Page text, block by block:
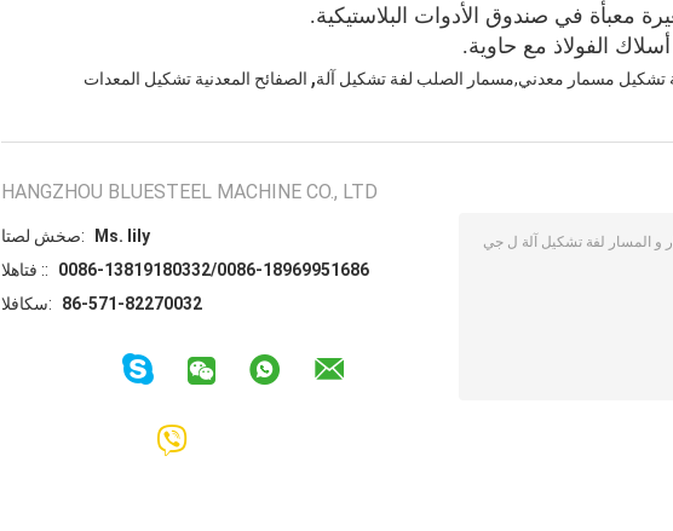
تشكيل مسمار معدني,مسمار الصلب لفة تشكيل آلة, الصفائح المعدنية تشكيل المعدات
HANGZHOU BLUESTEEL MACHINE CO., LTD
اتصل شخص:
Ms. lily
الهاتف ::
0086-13819180332/0086-18969951686
الفاكس:
86-571-82270032